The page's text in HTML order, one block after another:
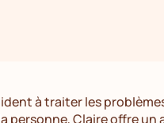
à traiter les
personne, Claire offre